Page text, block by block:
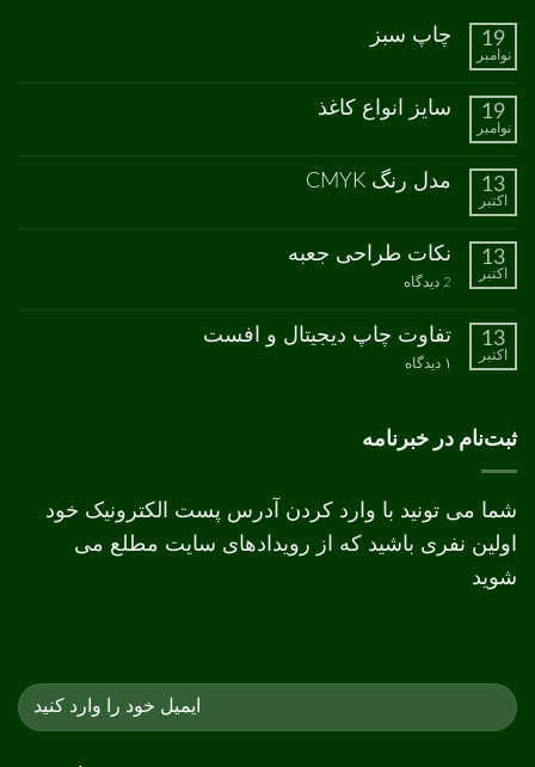
19
نوامبر
چاپ سبز
برای
چاپ
ثبت
نشده
19
نوامبر
سایز انواع کاغذ
سایز
نشده
13
اکتبر
مدل رنگ CMYK
برای
مدل
رنگ
CMYK
ثبت
نشده
13
اکتبر
نکات طراحی جعبه
2 دیدگاه
برای
جعبه
13
اکتبر
تفاوت چاپ دیجیتال و افست
۱ دیدگاه
برای
افست
ثبت‌نام در خبرنامه
شما می تونید با وارد کردن آدرس پست الکترونیک خود
اولین نفری باشید که از رویدادهای سایت مطلع می
شوید